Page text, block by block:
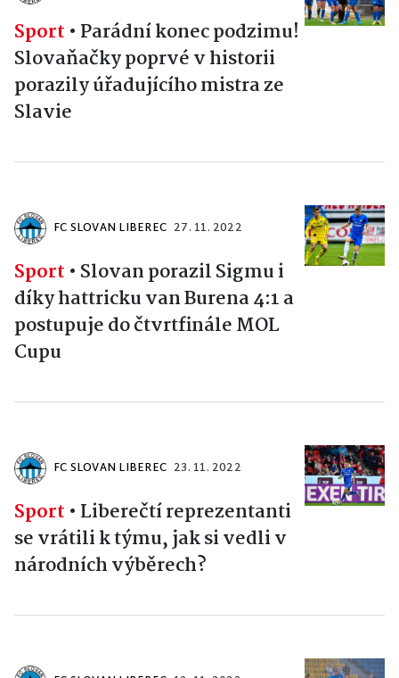
Sport • Parádní konec podzimu!
Slovaňačky poprvé v historii
porazily úřadujícího mistra ze
Slavie
FC SLOVAN LIBEREC 27. 11. 2022
Sport • Slovan porazil Sigmu i
díky hattricku van Burena 4:1 a
postupuje do čtvrtfinále MOL
Cupu
FC SLOVAN LIBEREC 23. 11. 2022
Sport • Liberečtí reprezentanti
se vrátili k týmu, jak si vedli v
národních výběrech?